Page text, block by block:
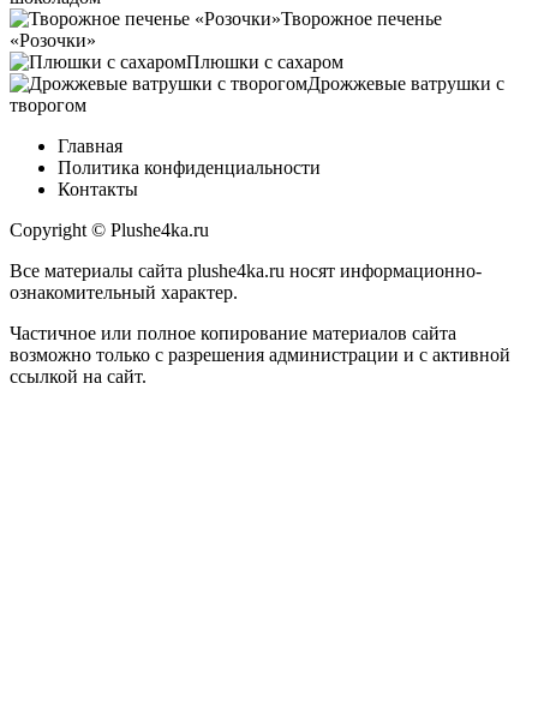
Творожное печенье
«Розочки»
Плюшки с сахаром
Дрожжевые ватрушки с
творогом
Главная
Политика конфиденциальности
Контакты
Copyright © Plushe4ka.ru
Все материалы сайта plushe4ka.ru носят информационно-
ознакомительный характер.
Частичное или полное копирование материалов сайта
возможно только с разрешения администрации и с активной
ссылкой на сайт.